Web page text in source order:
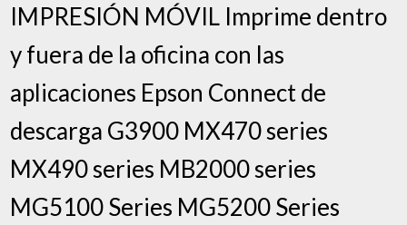
IMPRESIÓN MÓVIL Imprime dentro
y fuera de la oficina con las
aplicaciones Epson Connect de
descarga G3900 MX470 series
MX490 series MB2000 series
MG5100 Series MG5200 Series